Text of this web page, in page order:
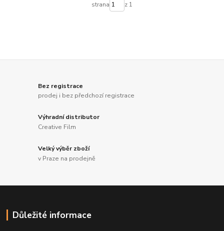
strana z 1
Bez registrace
prodej i bez předchozí registrace
Výhradní distributor
Creative Film
Velký výběr zboží
v Praze na prodejně
Důležité informace